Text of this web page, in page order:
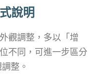
說明
觀調整，多以「增
不同，可進一步區分
整。